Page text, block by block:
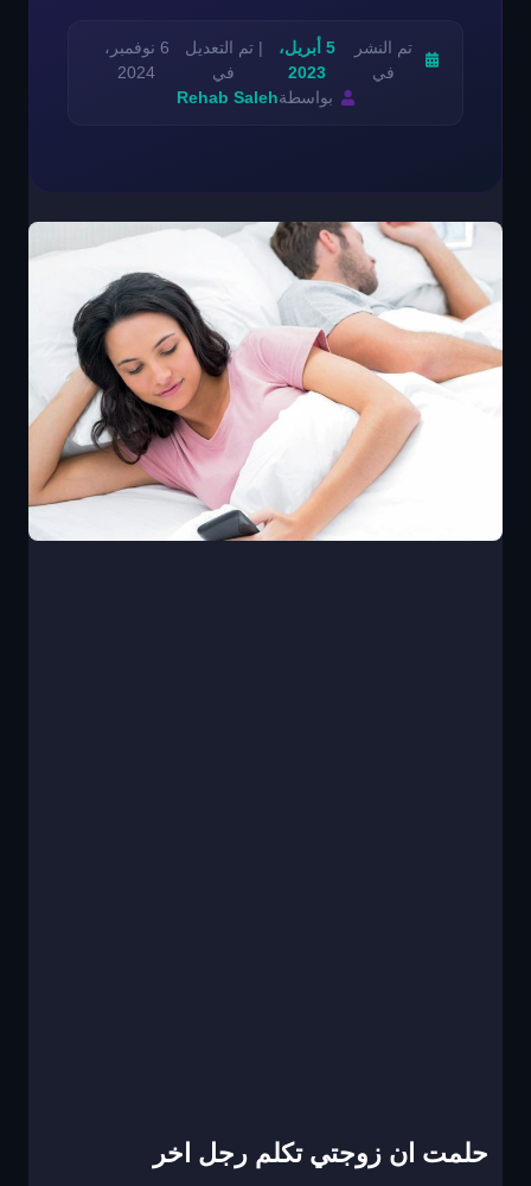
تم النشر
في
5 أبريل،
2023
| تم التعديل
في
6 نوفمبر،
2024
بواسطةRehab Saleh
حلمت ان زوجتي تكلم رجل اخر